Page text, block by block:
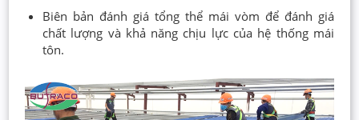
Biên bản đánh giá tổng thể mái vòm để đánh giá
chất lượng và khả năng chịu lực của hệ thống mái
tôn.